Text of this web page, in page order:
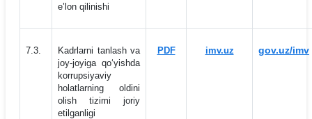
eʼlon qilinishi
7.3.
Kadrlarni tanlash va
joy-joyiga qo‘yishda
korrupsiyaviy
holatlarning oldini
olish tizimi joriy
etilganligi
PDF imv.uz gov.uz/imv